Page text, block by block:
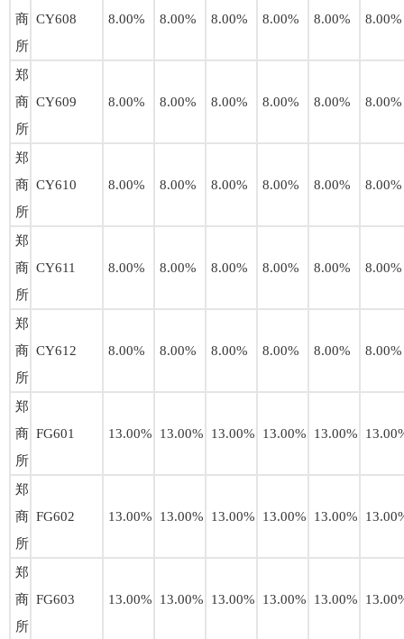
商
所
CY608 8.00% 8.00% 8.00% 8.00% 8.00% 8.00%
郑
商
所
CY609 8.00% 8.00% 8.00% 8.00% 8.00% 8.00%
郑
商
所
CY610 8.00% 8.00% 8.00% 8.00% 8.00% 8.00%
郑
商
所
CY611 8.00% 8.00% 8.00% 8.00% 8.00% 8.00%
郑
商
所
CY612 8.00% 8.00% 8.00% 8.00% 8.00% 8.00%
郑
商
所
FG601 13.00% 13.00% 13.00% 13.00% 13.00%
郑
商
所
FG602 13.00% 13.00% 13.00% 13.00% 13.00%
郑
商
所
FG603 13.00% 13.00% 13.00% 13.00% 13.00%